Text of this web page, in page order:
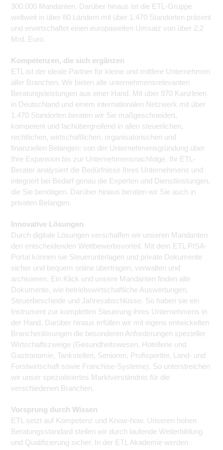
300.000 Mandanten. Darüber hinaus ist die ETL-Gruppe
weltweit in über 60 Ländern mit über 1.470 Standorten präsent
und erwirtschaftet einen europaweiten Umsatz von über 2,2
Mrd. Euro.
Kompetenzen, die sich ergänzen
ETL ist der ideale Partner für kleine und mittlere Unternehmen
aller Branchen. Wir bieten alle unternehmensrelevanten
Beratungsleistungen aus einer Hand. Mit über 970 Kanzleien
in Deutschland und einem internationalen Netzwerk mit über
1.470 Standorten beraten wir Sie maßgeschneidert,
kompetent und fachübergreifend in allen steuerlichen,
rechtlichen, wirtschaftlichen, organisatorischen und
finanziellen Belangen: von der Unternehmensgründung über
Ihre Expansion bis zur Unternehmensnachfolge. Ihr ETL-
Berater analysiert die Bedürfnisse Ihres Unternehmens und
integriert bei Bedarf genau die Experten und Dienstleistungen,
die Sie benötigen. Darüber hinaus beraten wir Sie auch in
privaten Belangen.
Innovative Lösungen
Durch digitale Lösungen verschaffen wir unseren Mandanten
den entscheidenden Wettbewerbsvorteil. Mit dem ETL PISA-
Portal können sie Steuerunterlagen und private Dokumente
sicher und bequem online übertragen, verwalten und
archivieren. Ein Klick und unsere Mandanten finden alle
Dokumente, wie betriebswirtschaftliche Auswertungen,
Steuerbescheide und Jahresabschlüsse. So haben sie ein
Instrument zur kompletten Steuerung ihres Unternehmens in
der Hand. Darüber hinaus erfüllen wir mit eigens entwickelten
Branchenlösungen die besonderen Anforderungen spezieller
Wirtschaftszweige (Gesundheitswesen, Hotellerie und
Gastronomie, Tankstellen, Senioren, Profisportler, Land- und
Forstwirtschaft sowie Franchise-Systeme). So unterstreichen
wir unser spezialisiertes Marktverständnis für die
verschiedenen Branchen.
Vorsprung durch Wissen
ETL setzt auf Kompetenz und Know-how. Unseren hohen
Beratungsstandard stellen wir durch laufende Weiterbildung
und Qualifizierung sicher. In der ETL Akademie werden